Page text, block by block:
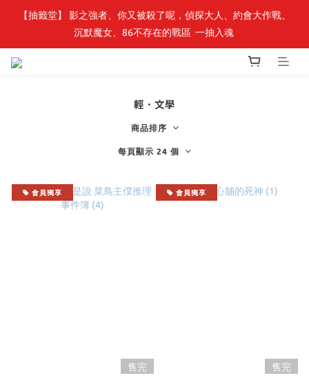
最新開賣🔥「全知讀者視角」 周邊商品
【抽籤堂】 影之強者、你又被殺了呢，偵探大人、約會大作戰、
沉默魔女、86不存在的戰區  一抽入魂
輕．文學
商品排序
每頁顯示 24 個
會員獨享
售完
會員獨享
售完